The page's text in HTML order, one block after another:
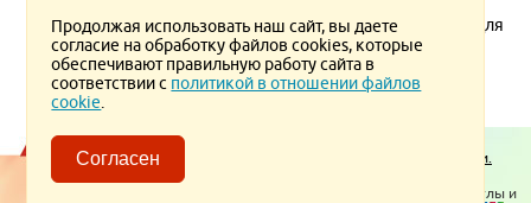
Все обогреватели имеют ряд преимуществ, поэтому для
наиболее рационального выбора и комфортной
эксплуатации посоветуйтесь с нашими менеджерами.
Пользовательское соглашение.
Политика конфиденциальности.
Политика в отношении обработки ПД
Отопительное оборудование, котлы и
Продолжая использовать наш сайт, вы даете
согласие на обработку файлов cookies, которые
обеспечивают правильную работу сайта в
соответствии с политикой в отношении файлов
cookie
Согласен